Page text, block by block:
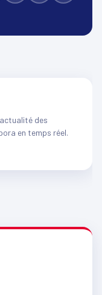
des
en temps réel.